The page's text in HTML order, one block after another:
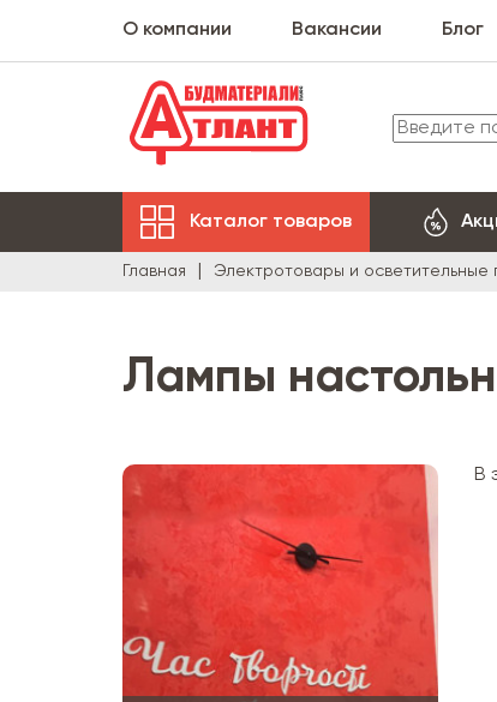
О компании Вакансии Блог
Каталог товаров
Главная Электротовары и осветительные
Лампы
В